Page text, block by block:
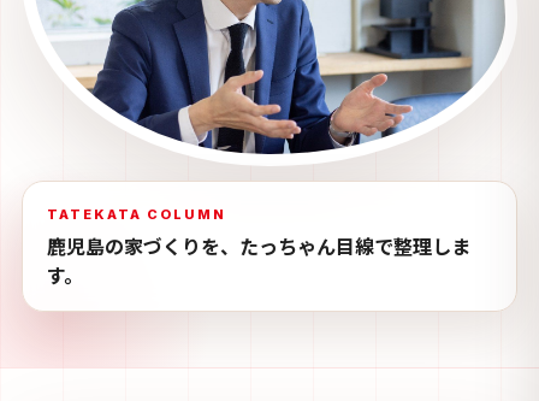
TATEKATA COLUMN
鹿児島の家づくりを、たっちゃん目線で整理しま
す。